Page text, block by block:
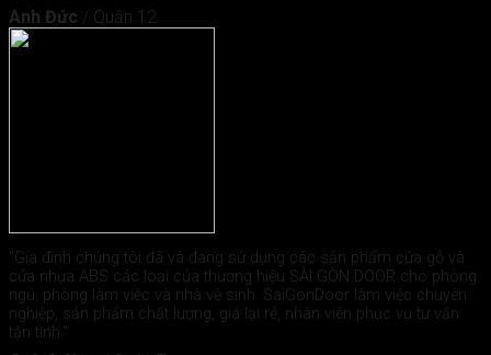
Anh Đức / Quận 12
"Gia đình chúng tôi đã và đang sử dụng các sản phẩm cửa gỗ và
cửa nhựa ABS các loại của thương hiệu SÀI GÒN DOOR cho phòng
ngủ, phòng làm việc và nhà vệ sinh. SaiGonDoor làm việc chuyên
nghiệp, sản phẩm chất lượng, giá lại rẻ, nhân viên phục vụ tư vấn
tận tình."